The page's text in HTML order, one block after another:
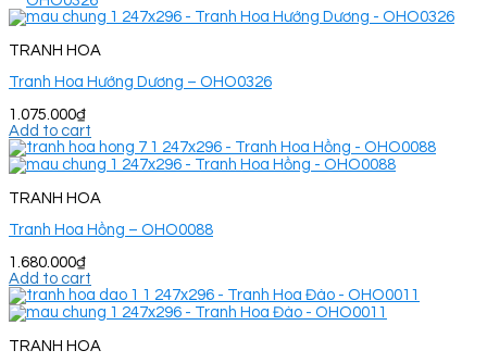
TRANH HOA
Tranh Hoa Hướng Dương – OHO0326
1.075.000₫
Add to cart
TRANH HOA
Tranh Hoa Hồng – OHO0088
1.680.000₫
Add to cart
TRANH HOA